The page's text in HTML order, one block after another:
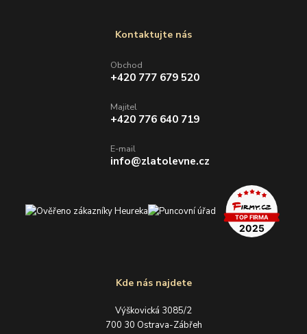
Kde nás najdete
Výškovická 3085/2
700 30 Ostrava-Zábřeh
Kontaktujte nás
Obchod
+420 777 679 520
Majitel
+420 776 640 719
E-mail
info@zlatolevne.cz